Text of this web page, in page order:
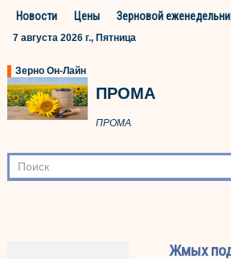
Новости Цены Зерновой
7 августа 2026 г., Пятница
Зерно Он-Лайн
ПРОМА
ПРОМА
Жмых